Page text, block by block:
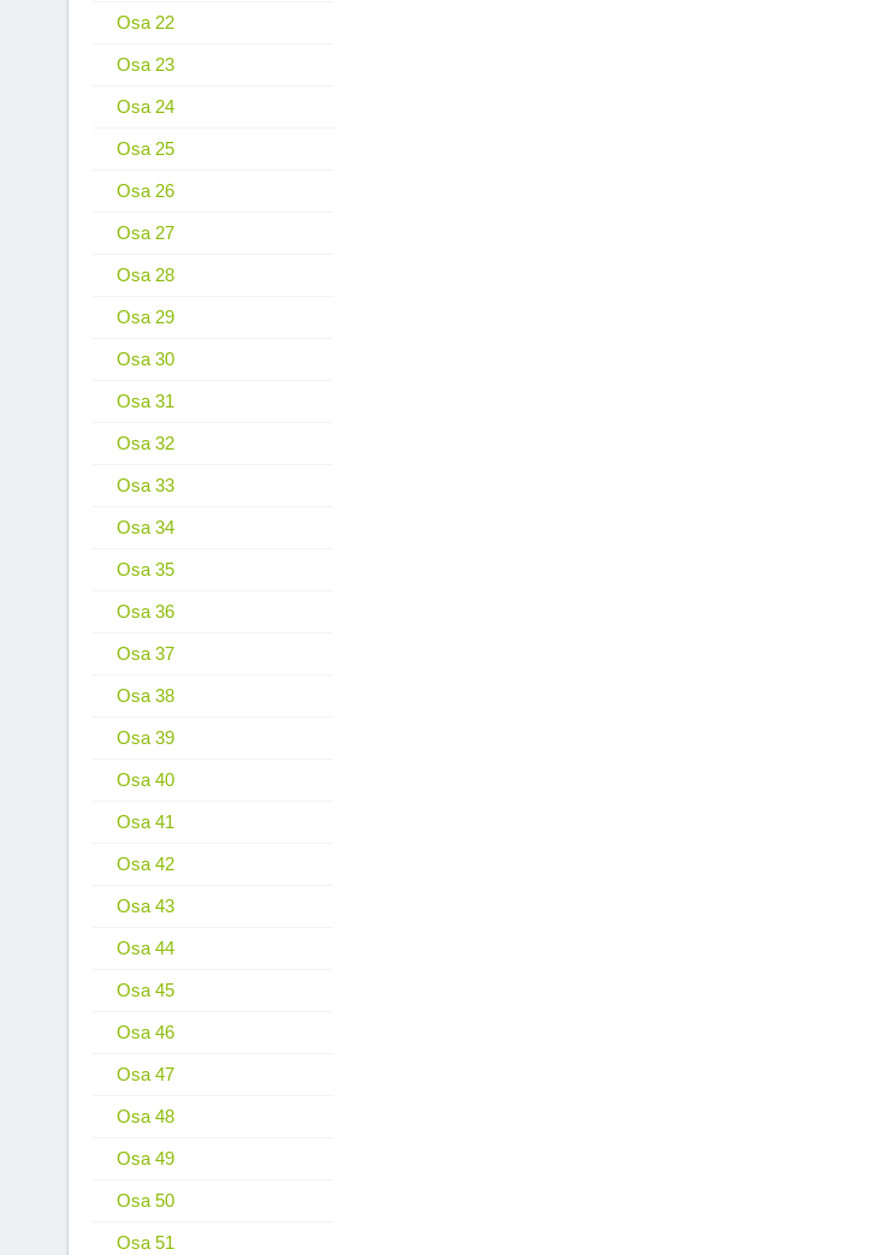
Osa 22
Osa 23
Osa 24
Osa 25
Osa 26
Osa 27
Osa 28
Osa 29
Osa 30
Osa 31
Osa 32
Osa 33
Osa 34
Osa 35
Osa 36
Osa 37
Osa 38
Osa 39
Osa 40
Osa 41
Osa 42
Osa 43
Osa 44
Osa 45
Osa 46
Osa 47
Osa 48
Osa 49
Osa 50
Osa 51